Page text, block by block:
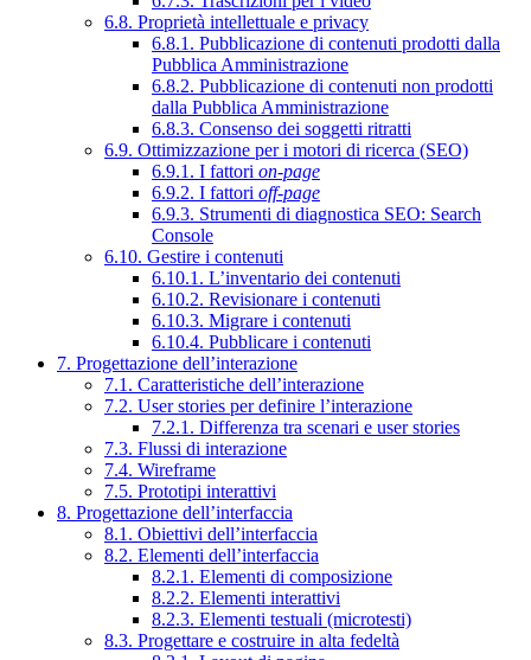
6.8. Proprietà intellettuale e privacy
6.8.1. Pubblicazione di contenuti prodotti dalla
Pubblica Amministrazione
6.8.2. Pubblicazione di contenuti non prodotti
dalla Pubblica Amministrazione
6.8.3. Consenso dei soggetti ritratti
6.9. Ottimizzazione per i motori di ricerca (SEO)
6.9.1. I fattori on-page
6.9.2. I fattori off-page
6.9.3. Strumenti di diagnostica SEO: Search
Console
6.10. Gestire i contenuti
6.10.1. L’inventario dei contenuti
6.10.2. Revisionare i contenuti
6.10.3. Migrare i contenuti
6.10.4. Pubblicare i contenuti
7. Progettazione dell’interazione
7.1. Caratteristiche dell’interazione
7.2. User stories per definire l’interazione
7.2.1. Differenza tra scenari e user stories
7.3. Flussi di interazione
7.4. Wireframe
7.5. Prototipi interattivi
8. Progettazione dell’interfaccia
8.1. Obiettivi dell’interfaccia
8.2. Elementi dell’interfaccia
8.2.1. Elementi di composizione
8.2.2. Elementi interattivi
8.2.3. Elementi testuali (microtesti)
8.3. Progettare e costruire in alta fedeltà